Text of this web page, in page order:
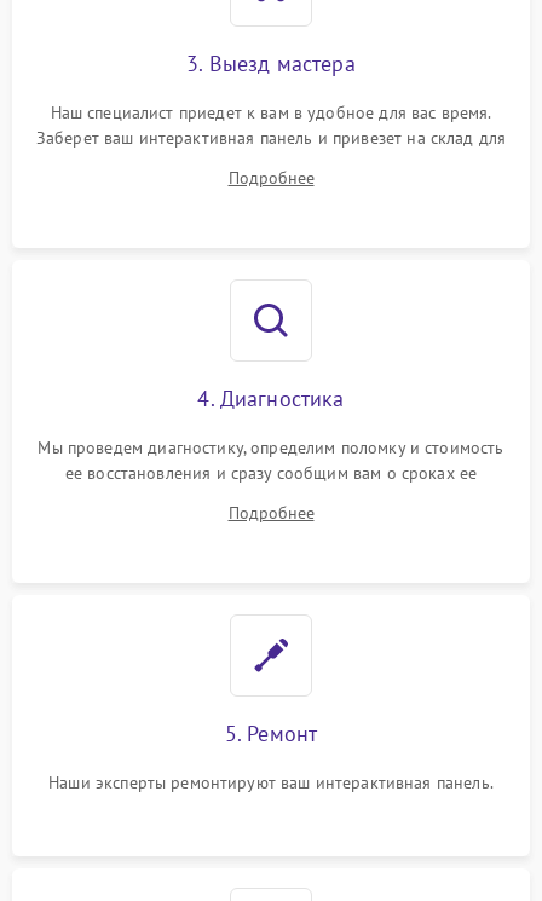
3. Выезд мастера
Наш специалист приедет к вам в удобное для вас время.
Заберет ваш интерактивная панель и привезет на склад для
Подробнее
4. Диагностика
Мы проведем диагностику, определим поломку и стоимость
ее восстановления и сразу сообщим вам о сроках ее
Подробнее
5. Ремонт
Наши эксперты ремонтируют ваш интерактивная панель.